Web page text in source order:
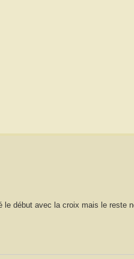
début avec la croix mais le reste